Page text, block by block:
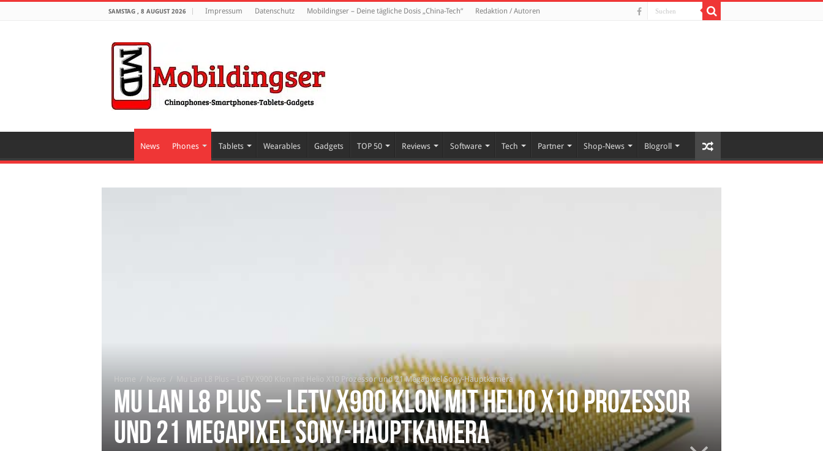
SAMSTAG , 8 AUGUST 2026 Impressum Datenschutz Mobildingser – Deine tägliche Dosis „China-Tech“ Redaktion / Autoren
News Phones Tablets Wearables Gadgets TOP 50 Reviews Software Tech Partner Shop-News Blogroll
Home / News / Mu Lan L8 Plus – LeTV X900 Klon mit Helio X10 Prozessor und 21 Megapixel Sony-Hauptkamera
Mu Lan L8 Plus – LeTV X900 Klon mit Helio X10 Prozessor
und 21 Megapixel Sony-Hauptkamera